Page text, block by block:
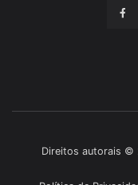
Direitos autorais ©